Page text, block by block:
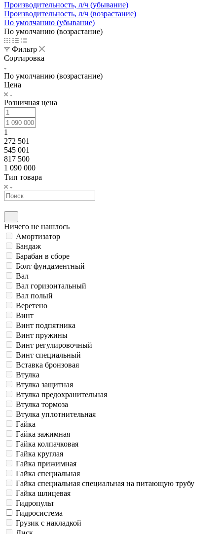
Производительность, л/ч (убывание)
Производительность, л/ч (возрастание)
По умолчанию (убывание)
По умолчанию (возрастание)
Фильтр
Сортировка
По умолчанию (возрастание)
Цена
Розничная цена
1
272 501
545 001
817 500
1 090 000
Тип товара
Ничего не нашлось
Амортизатор
Бандаж
Барабан в сборе
Болт фундаментный
Вал
Вал горизонтальный
Вал полый
Веретено
Винт
Винт подпятника
Винт пружины
Винт регулировочный
Винт специальный
Вставка бронзовая
Втулка
Втулка защитная
Втулка предохранительная
Втулка тормоза
Втулка уплотнительная
Гайка
Гайка зажимная
Гайка колпачковая
Гайка круглая
Гайка прижимная
Гайка специальная
Гайка специальная специальная на питающую трубу
Гайка шлицевая
Гидропульт
Гидросистема
Грузик с накладкой